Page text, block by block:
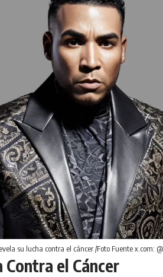
su lucha contra el cáncer /Foto Fuente x.com:
Contra el Cáncer